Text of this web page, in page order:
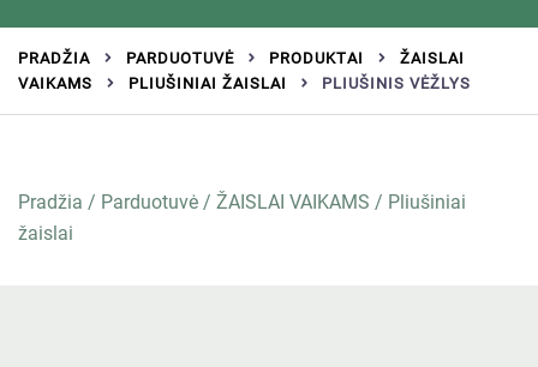
PRADŽIA PARDUOTUVĖ PRODUKTAI
ŽAISLAI
VAIKAMS
PLIUŠINIAI ŽAISLAI PLIUŠINIS VĖŽLYS
Pradžia / Parduotuvė / ŽAISLAI VAIKAMS / Pliušiniai
žaislai